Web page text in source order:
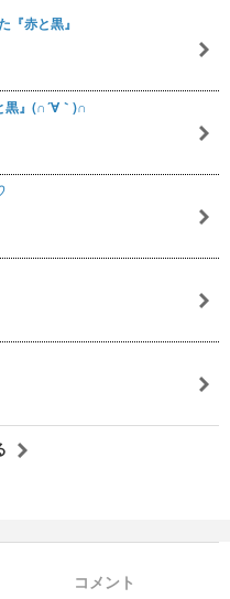
赤と黒』
』(∩´∀｀)∩
コメント